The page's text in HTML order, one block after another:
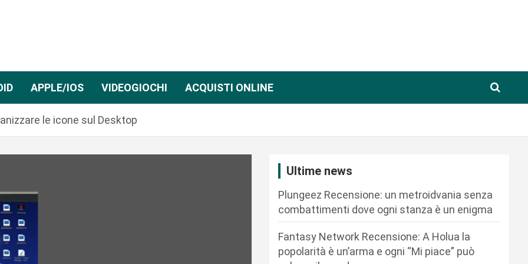
APPLE/IOS VIDEOGIOCHI ACQUISTI ONLINE
le icone sul Desktop
Ultime news
Plungeez Recensione: un metroidvania senza
combattimenti dove ogni stanza è un enigma
Fantasy Network Recensione: A Holua la
popolarità è un’arma e ogni “Mi piace” può